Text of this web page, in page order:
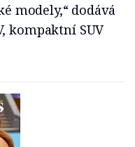
modely,“ dodává
kompaktní SUV